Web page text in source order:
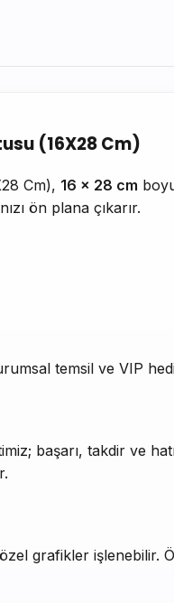
(16X28 Cm)
Cm), 16 x 28 cm
ön plana çıkarır.
temsil ve VIP
başarı, takdir ve
grafikler işlenebilir.